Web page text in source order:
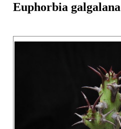
Euphorbia galgalana